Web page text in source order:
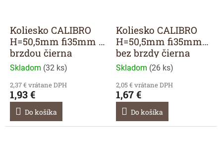
Koliesko CALIBRO
H=50,5mm fi35mm s
brzdou čierna
Skladom (32 ks)
2,37 € vrátane DPH
1,93 €
Do košíka
Koliesko CALIBRO
H=50,5mm fi35mm
bez brzdy čierna
Skladom (26 ks)
2,05 € vrátane DPH
1,67 €
Do košíka